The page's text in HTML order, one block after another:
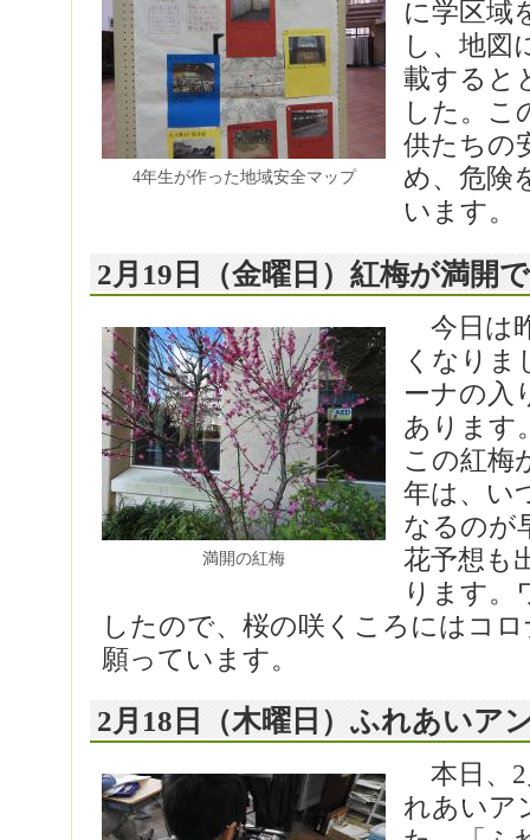
4年生が作った地域安全マップ
に学区域
し、地図
載すると
した。こ
供たちの
め、危険
います。
2月19日（金曜日）紅梅が満開
満開の紅梅
今日は
くなりま
ーナの入
あります
この紅梅
年は、い
なるのが
花予想も
ります。
したので、桜の咲くころにはコ
願っています。
2月18日（木曜日）ふれあいア
本日、2
れあいア